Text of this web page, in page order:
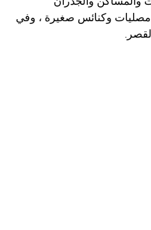
مصليات وكنائس صغيرة ، وفي